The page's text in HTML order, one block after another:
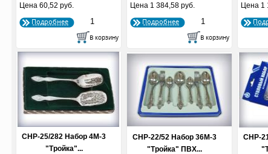
Цена 60,52 руб.
Подробнее
Цена 1 384,58 руб.
Подробнее
Цена 1
СНР-25/282 Набор 4М-3
"Тройка"...
СНР-22/52 Набор 36М-3
"Тройка" ПВХ...
СНР-